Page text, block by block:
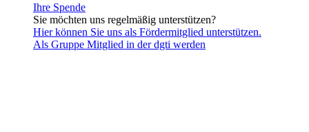
Ihre Spende
Sie möchten uns regelmäßig unterstützen?
Hier können Sie uns als Fördermitglied unterstützen.
Als Gruppe Mitglied in der dgti werden